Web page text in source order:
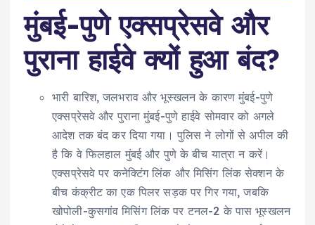
मुंबई-पुणे एक्सप्रेसवे और
पुराना हाईवे क्यों हुआ बंद?
भारी बारिश, जलभराव और भूस्खलन के कारण मुंबई-पुणे
एक्सप्रेसवे और पुराना मुंबई-पुणे हाईवे सोमवार को अगले
आदेश तक बंद कर दिया गया। पुलिस ने लोगों से अपील की
है कि वे फिलहाल मुंबई और पुणे के बीच यात्रा न करें।
एक्सप्रेसवे पर कनेक्टिंग लिंक और मिसिंग लिंक सेक्शन के
बीच कंक्रीट का एक पिलर सड़क पर गिर गया, जबकि
खोपोली-कुसगांव मिसिंग लिंक पर टनल-2 के पास भूस्खलन